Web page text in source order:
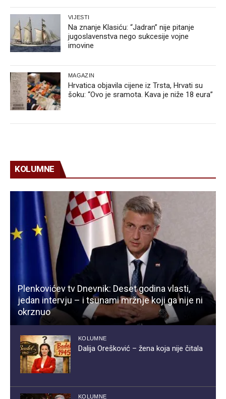
VIJESTI
Na znanje Klasiću: “Jadran” nije pitanje
jugoslavenstva nego sukcesije vojne
imovine
MAGAZIN
Hrvatica objavila cijene iz Trsta, Hrvati su
šoku: “Ovo je sramota. Kava je niže 18 eura”
KOLUMNE
Plenkovićev tv Dnevnik: Deset godina vlasti,
jedan intervju – i tsunami mržnje koji ga nije ni
okrznuo
KOLUMNE
Dalija Orešković – žena koja nije čitala
KOLUMNE